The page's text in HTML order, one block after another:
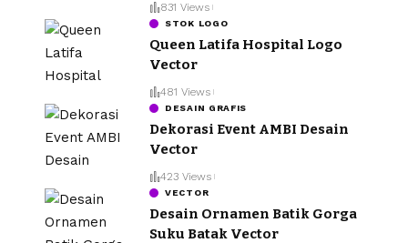
831 Views
STOK LOGO
Queen Latifa Hospital Logo
Vector
481 Views
DESAIN GRAFIS
Dekorasi Event AMBI Desain
Vector
423 Views
VECTOR
Desain Ornamen Batik Gorga
Suku Batak Vector